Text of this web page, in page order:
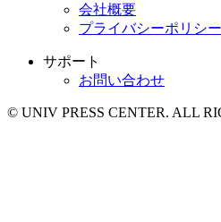
会社概要
プライバシーポリシー
サポート
お問い合わせ
© UNIV PRESS CENTER. ALL